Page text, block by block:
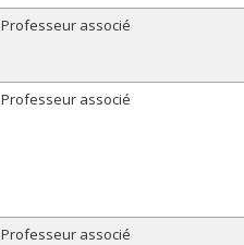
Professeur associé
Professeur associé
Professeur associé